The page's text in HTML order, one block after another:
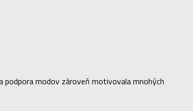
podpora modov zároveň motivovala mnohých